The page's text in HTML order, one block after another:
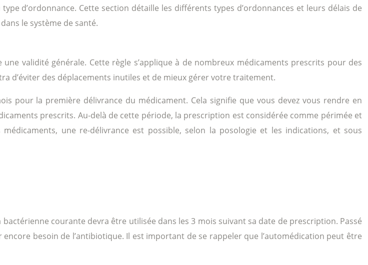
d’ordonnance. Cette section détaille les différents types d’ordonnances et leurs délais de
le système de santé.
validité générale. Cette règle s’applique à de nombreux médicaments prescrits pour des
d’éviter des déplacements inutiles et de mieux gérer votre traitement.
pour la première délivrance du médicament. Cela signifie que vous devez vous rendre en
prescrits. Au-delà de cette période, la prescription est considérée comme périmée et
une re-délivrance est possible, selon la posologie et les indications, et sous
courante devra être utilisée dans les 3 mois suivant sa date de prescription. Passé
besoin de l’antibiotique. Il est important de se rappeler que l’automédication peut être